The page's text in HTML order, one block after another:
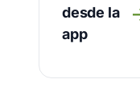
desde la
app